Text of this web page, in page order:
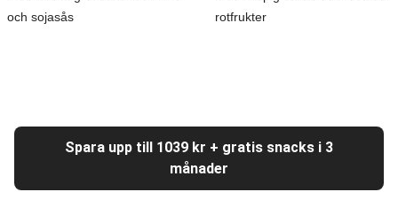
och sojasås
rotfrukter
Spara upp till 1039 kr + gratis snacks i 3
månader